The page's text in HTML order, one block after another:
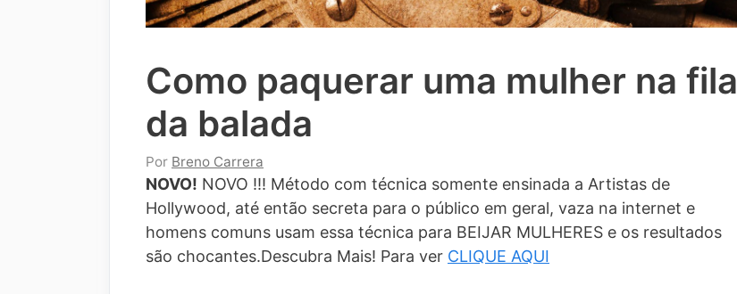
Como paquerar uma mulher na fila
da balada
Por Breno Carrera
NOVO! NOVO !!! Método com técnica somente ensinada a Artistas de
Hollywood, até então secreta para o público em geral, vaza na internet e
homens comuns usam essa técnica para BEIJAR MULHERES e os resultados
são chocantes.Descubra Mais! Para ver CLIQUE AQUI